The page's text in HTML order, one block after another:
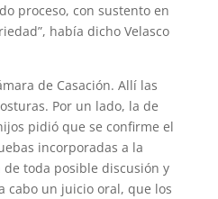
proceso, con sustento en
había dicho Velasco
de Casación. Allí las
Por un lado, la de
pidió que se confirme el
incorporadas a la
toda posible discusión y
cabo un juicio oral, que los